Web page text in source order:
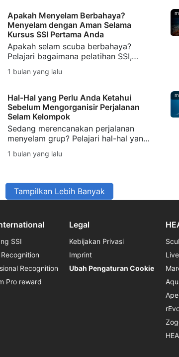
dan melindungi ekosistem lokal.
Apakah Menyelam Berbahaya?
Menyelam dengan Aman Selama
Kursus SSI Pertama Anda
Apakah selam scuba berbahaya?
Pelajari bagaimana pelatihan SSI,
kebiasaan selam scuba yang aman,
buddy check, dan perlindungan
pemula merasa siap.
1 bulan yang lalu
Hal-Hal yang Perlu Anda Ketahui
Sebelum Mengorganisir Perjalanan
Selam Kelompok
Sedang merencanakan perjalanan
menyelam grup? Pelajari hal-hal yang
bersertifikat—mulai dari tingkat
komunikasi.
1 bulan yang lalu
Tampilkan Lebih Banyak
SSI
Recognition
Pro reward
Legal
Kebijakan Privasi
Imprint
Ubah Pengaturan Cookie